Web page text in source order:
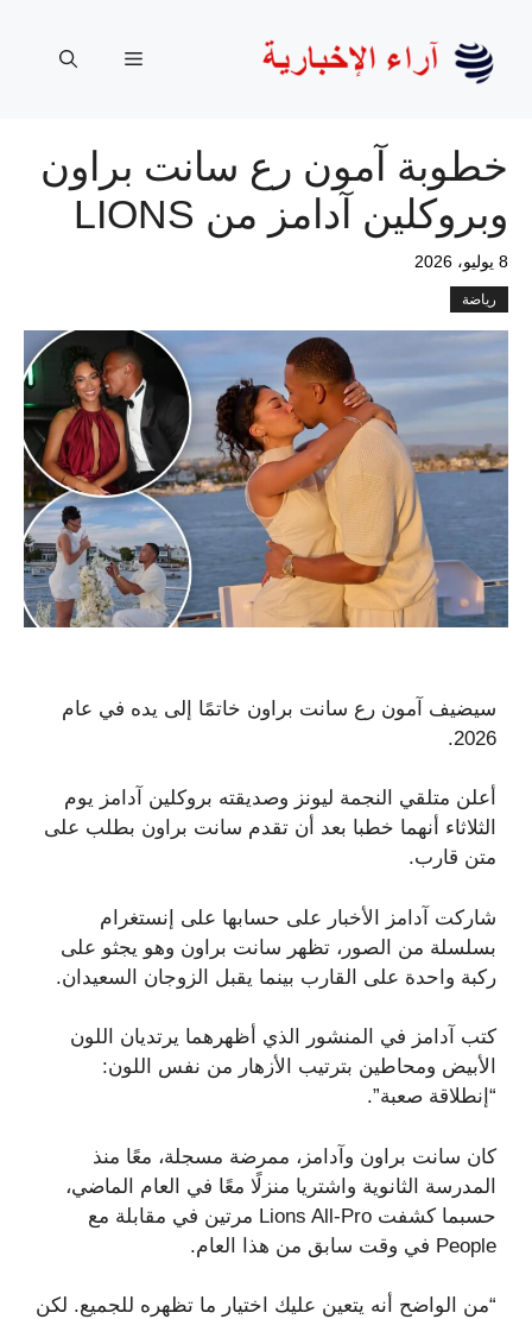
المحتوى
القائمة
خطوبة آمون رع سانت براون
وبروكلين آدامز من LIONS
8 يوليو، 2026
رياضة
سيضيف آمون رع سانت براون خاتمًا إلى يده في عام
2026.
أعلن متلقي النجمة ليونز وصديقته بروكلين آدامز يوم
الثلاثاء أنهما خطبا بعد أن تقدم سانت براون بطلب على
متن قارب.
شاركت آدامز الأخبار على حسابها على إنستغرام
بسلسلة من الصور، تظهر سانت براون وهو يجثو على
ركبة واحدة على القارب بينما يقبل الزوجان السعيدان.
كتب آدامز في المنشور الذي أظهرهما يرتديان اللون
الأبيض ومحاطين بترتيب الأزهار من نفس اللون:
“إنطلاقة صعبة”.
كان سانت براون وآدامز، ممرضة مسجلة، معًا منذ
المدرسة الثانوية واشتريا منزلًا معًا في العام الماضي،
حسبما كشفت Lions All-Pro مرتين في مقابلة مع
People في وقت سابق من هذا العام.
“من الواضح أنه يتعين عليك اختيار ما تظهره للجميع. لكن